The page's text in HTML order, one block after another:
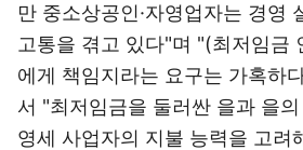
만 중소상공인·자영업자는 경영
고통을 겪고 있다"며 "(최저임금
에게 책임지라는 요구는 가혹하
서 "최저임금을 둘러싼 을과 을
영세 사업자의 지불 능력을 고려